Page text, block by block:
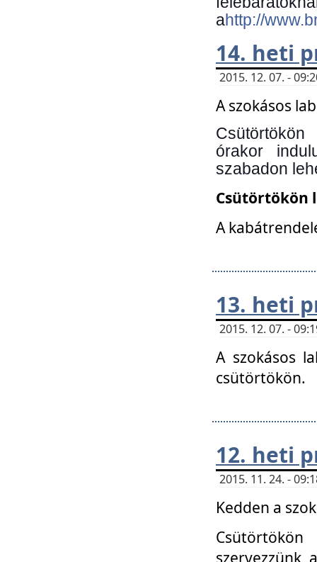
ahttp://
14. heti
2015. 12. 07. -
A szokásos
órakor
szabadon
Csütörtökön
A
13. heti
2015. 12. 07. -
A szokásos
csütörtökön.
12. heti
2015. 11. 24. -
Kedden a
szervezzünk